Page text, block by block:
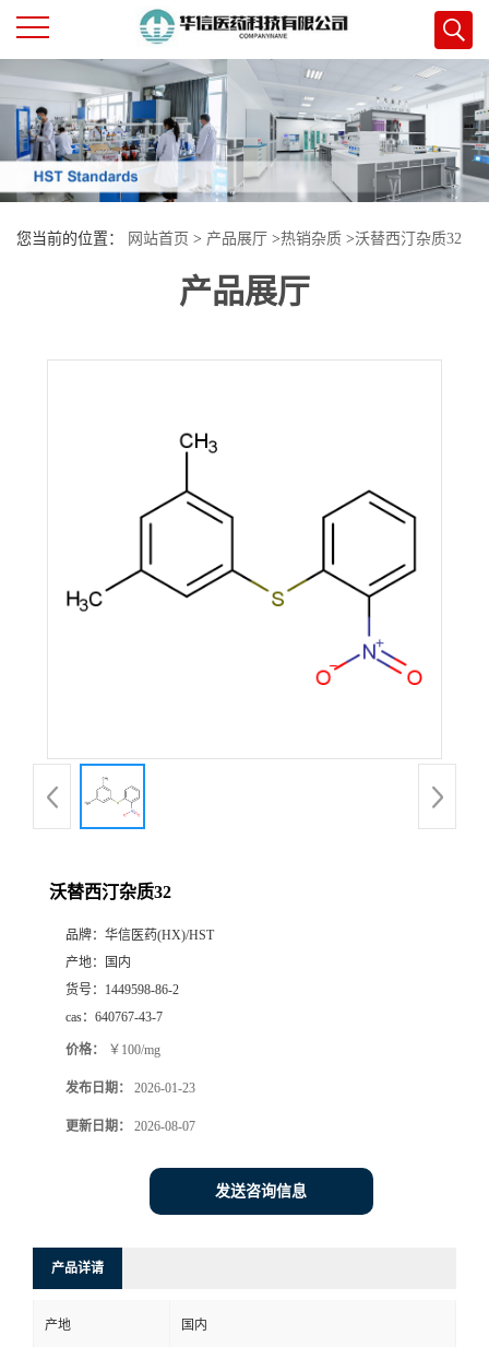
公
司
首
页
司
书
誉
方
您当前的位置： 网站首页 > 产品展厅 >热销杂质 >沃替西汀杂质32
产品展厅
沃替西汀杂质32
品牌： 华信医药(HX)/HST
产地：
国内
货号： 1449598-86-2
cas： 640767-43-7
价格： ￥100/mg
发布日期： 2026-01-23
更新日期： 2026-08-07
发送咨询信息
产品详请
产地 国内